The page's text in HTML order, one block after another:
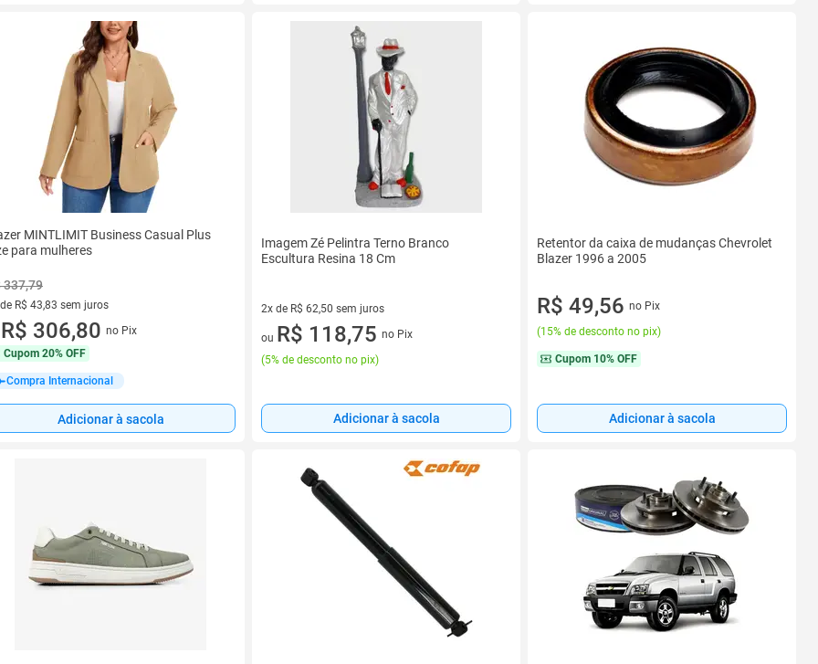
MINTLIMIT Business Casual Plus
para mulheres
337,79
R$ 43,83 sem juros
de R$ 43,83 sem juros
R$ 306,80 no Pix
Cupom 20% OFF
Compra Internacional
Adicionar à sacola
Imagem Zé Pelintra Terno Branco
Escultura Resina 18 Cm
2x de R$ 62,50 sem juros
2 vez de R$ 62,50 sem juros
ou R$ 118,75 no Pix
(5% de desconto no pix)
Adicionar à sacola
Retentor da caixa de mudanças Chevrolet
Blazer 1996 a 2005
R$ 49,56 no Pix
(15% de desconto no pix)
Cupom 10% OFF
Adicionar à sacola